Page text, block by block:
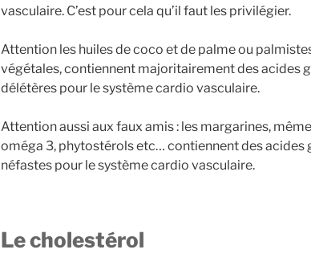
vasculaire. C’est pour cela qu’il faut les privilégier.
Attention les huiles de coco et de palme ou
végétales, contiennent majoritairement des acides
délétères pour le système cardio vasculaire.
Attention aussi aux faux amis : les margarines,
oméga 3, phytostérols etc… contiennent des acides
néfastes pour le système cardio vasculaire.
Le cholestérol